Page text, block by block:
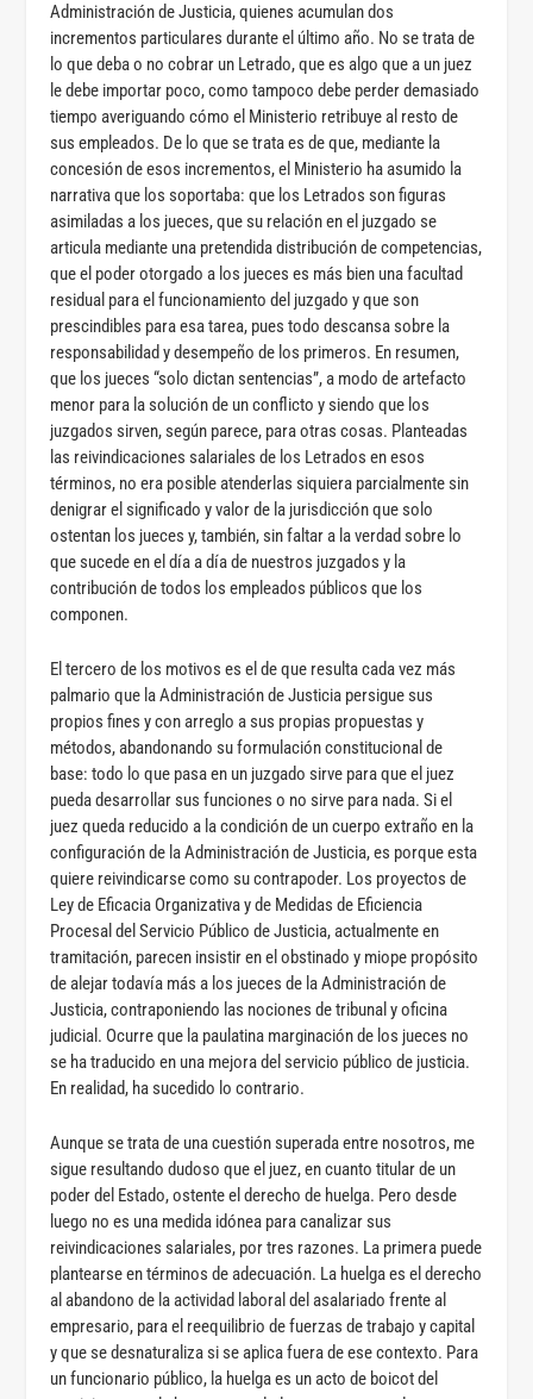
Administración de Justicia, quienes acumulan dos
incrementos particulares durante el último año. No se trata de
lo que deba o no cobrar un Letrado, que es algo que a un juez
le debe importar poco, como tampoco debe perder demasiado
tiempo averiguando cómo el Ministerio retribuye al resto de
sus empleados. De lo que se trata es de que, mediante la
concesión de esos incrementos, el Ministerio ha asumido la
narrativa que los soportaba: que los Letrados son figuras
asimiladas a los jueces, que su relación en el juzgado se
articula mediante una pretendida distribución de competencias,
que el poder otorgado a los jueces es más bien una facultad
residual para el funcionamiento del juzgado y que son
prescindibles para esa tarea, pues todo descansa sobre la
responsabilidad y desempeño de los primeros. En resumen,
que los jueces “solo dictan sentencias”, a modo de artefacto
menor para la solución de un conflicto y siendo que los
juzgados sirven, según parece, para otras cosas. Planteadas
las reivindicaciones salariales de los Letrados en esos
términos, no era posible atenderlas siquiera parcialmente sin
denigrar el significado y valor de la jurisdicción que solo
ostentan los jueces y, también, sin faltar a la verdad sobre lo
que sucede en el día a día de nuestros juzgados y la
contribución de todos los empleados públicos que los
componen.
El tercero de los motivos es el de que resulta cada vez más
palmario que la Administración de Justicia persigue sus
propios fines y con arreglo a sus propias propuestas y
métodos, abandonando su formulación constitucional de
base: todo lo que pasa en un juzgado sirve para que el juez
pueda desarrollar sus funciones o no sirve para nada. Si el
juez queda reducido a la condición de un cuerpo extraño en la
configuración de la Administración de Justicia, es porque esta
quiere reivindicarse como su contrapoder. Los proyectos de
Ley de Eficacia Organizativa y de Medidas de Eficiencia
Procesal del Servicio Público de Justicia, actualmente en
tramitación, parecen insistir en el obstinado y miope propósito
de alejar todavía más a los jueces de la Administración de
Justicia, contraponiendo las nociones de tribunal y oficina
judicial. Ocurre que la paulatina marginación de los jueces no
se ha traducido en una mejora del servicio público de justicia.
En realidad, ha sucedido lo contrario.
Aunque se trata de una cuestión superada entre nosotros, me
sigue resultando dudoso que el juez, en cuanto titular de un
poder del Estado, ostente el derecho de huelga. Pero desde
luego no es una medida idónea para canalizar sus
reivindicaciones salariales, por tres razones. La primera puede
plantearse en términos de adecuación. La huelga es el derecho
al abandono de la actividad laboral del asalariado frente al
empresario, para el reequilibrio de fuerzas de trabajo y capital
y que se desnaturaliza si se aplica fuera de ese contexto. Para
un funcionario público, la huelga es un acto de boicot del